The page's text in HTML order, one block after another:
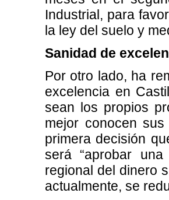
Industrial, para
la ley del suelo y
Sanidad de
Por otro lado, ha
excelencia en
sean los propios
mejor conocen
primera decisión
será “aprobar
regional del dinero
actualmente, se